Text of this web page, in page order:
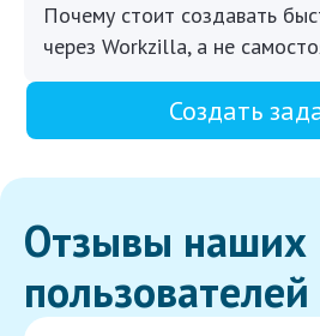
Почему стоит создавать
через Workzilla, а не
Создать
Отзывы наших
пользователей